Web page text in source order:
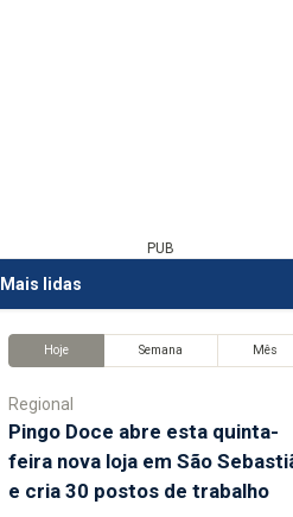
PUB
Mais lidas
Hoje Semana Mês
Regional
Pingo Doce abre esta quinta-
feira nova loja em São
e cria 30 postos de trabalho